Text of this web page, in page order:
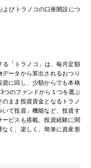
よびトラノコの口座開設につ
る「トラノコ」は、毎月定額
ータから算出されるおつり
に回し、少額からでも本格
つのファンドから１つを選ぶ
まま投資資金となるトラノ
て投資」機能など、投資す
ビスも搭載。投資経験に関
く、楽しく、簡単に資産形